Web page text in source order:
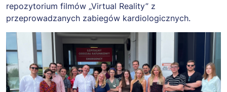
repozytorium filmów „Virtual Reality” z
przeprowadzanych zabiegów kardiologicznych.
Obraz